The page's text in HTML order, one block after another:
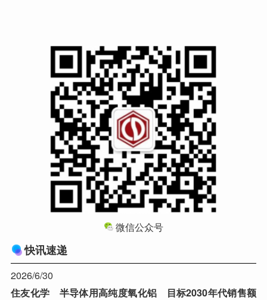
微信公众号
快讯速递
2026/6/30
住友化学 半导体用高纯度氧化铝 目标2030年代销售额